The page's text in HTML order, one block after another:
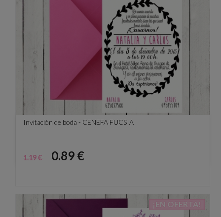
Invitación de boda - CENEFA FUCSIA
Precio
base
Precio
1.19 € 0.89 €
¡EN OFERTA!